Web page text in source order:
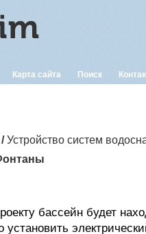
Карта сайта Поиск
/Устройство систем
бассейн будет